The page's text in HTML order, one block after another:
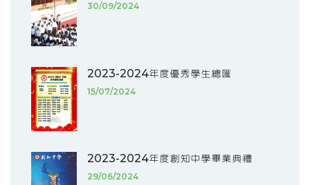
30/09/2024
2023-2024年度優秀學生總匯
15/07/2024
2023-2024年度創知中學畢業典禮
29/06/2024